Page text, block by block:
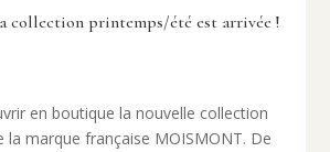
collection printemps/été est arrivée !
en boutique la nouvelle collection
la marque française MOISMONT. De